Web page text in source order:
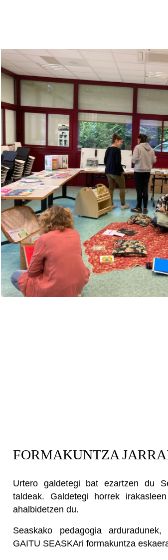
FORMAKUNTZA
Urtero galdetegi bat ezartzen du
taldeak. Galdetegi horrek
ahalbidetzen du.
Seaskako pedagogia
GAITU SEASKAri formakuntza